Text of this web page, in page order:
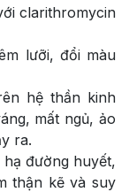
clarithromycin
lưỡi, đổi màu
hệ thần kinh
mất ngủ, ảo
ra.
hạ đường huyết,
thận kẽ và suy